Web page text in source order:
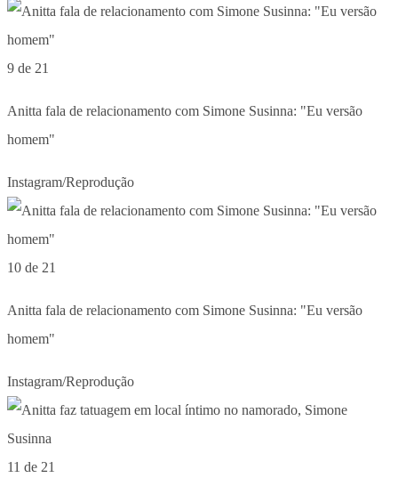
9 de 21
Anitta fala de relacionamento com Simone Susinna: "Eu versão
homem"
Instagram/Reprodução
10 de 21
Anitta fala de relacionamento com Simone Susinna: "Eu versão
homem"
Instagram/Reprodução
11 de 21